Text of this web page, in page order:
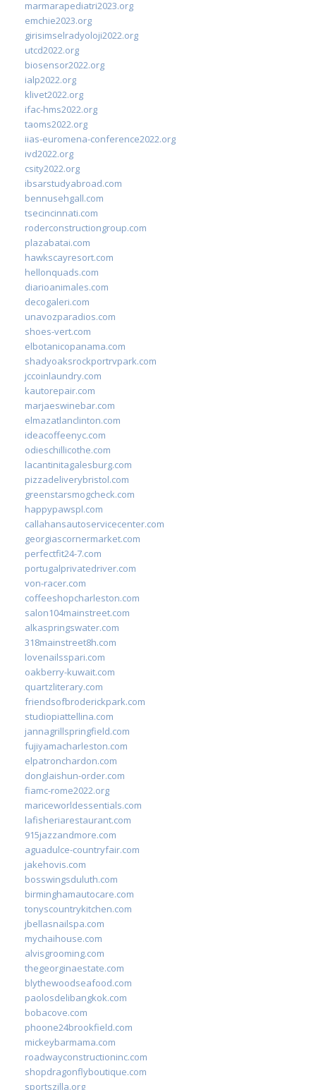
marmarapediatri2023.org
emchie2023.org
girisimselradyoloji2022.org
utcd2022.org
biosensor2022.org
ialp2022.org
klivet2022.org
ifac-hms2022.org
taoms2022.org
iias-euromena-conference2022.org
ivd2022.org
csity2022.org
ibsarstudyabroad.com
bennusehgall.com
tsecincinnati.com
roderconstructiongroup.com
plazabatai.com
hawkscayresort.com
hellonquads.com
diarioanimales.com
decogaleri.com
unavozparadios.com
shoes-vert.com
elbotanicopanama.com
shadyoaksrockportrvpark.com
jccoinlaundry.com
kautorepair.com
marjaeswinebar.com
elmazatlanclinton.com
ideacoffeenyc.com
odieschillicothe.com
lacantinitagalesburg.com
pizzadeliverybristol.com
greenstarsmogcheck.com
happypawspl.com
callahansautoservicecenter.com
georgiascornermarket.com
perfectfit24-7.com
portugalprivatedriver.com
von-racer.com
coffeeshopcharleston.com
salon104mainstreet.com
alkaspringswater.com
318mainstreet8h.com
lovenailsspari.com
oakberry-kuwait.com
quartzliterary.com
friendsofbroderickpark.com
studiopiattellina.com
jannagrillspringfield.com
fujiyamacharleston.com
elpatronchardon.com
donglaishun-order.com
fiamc-rome2022.org
mariceworldessentials.com
lafisheriarestaurant.com
915jazzandmore.com
aguadulce-countryfair.com
jakehovis.com
bosswingsduluth.com
birminghamautocare.com
tonyscountrykitchen.com
jbellasnailspa.com
mychaihouse.com
alvisgrooming.com
thegeorginaestate.com
blythewoodseafood.com
paolosdelibangkok.com
bobacove.com
phoone24brookfield.com
mickeybarmama.com
roadwayconstructioninc.com
shopdragonflyboutique.com
sportszilla.org